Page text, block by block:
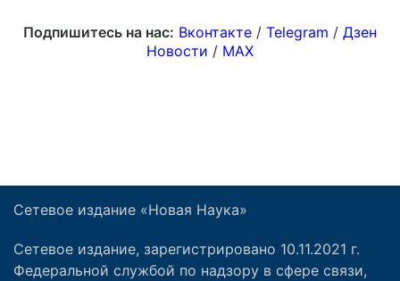
Сетевое издание «Новая Наука»
Сетевое издание, зарегистрировано 10.11.2021 г.
Федеральной службой по надзору в сфере связи,